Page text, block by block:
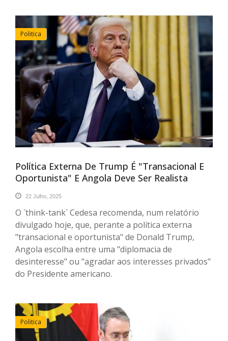
Politica
Política Externa De Trump É "transacional E
Oportunista" E Angola Deve Ser Realista
22 Julho, 2025
O `think-tank` Cedesa recomenda, num relatório
divulgado hoje, que, perante a política externa
"transacional e oportunista" de Donald Trump,
Angola escolha entre uma "diplomacia de
desinteresse" ou "agradar aos interesses privados"
do Presidente americano.
Politica